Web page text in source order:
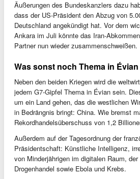
Äußerungen des Bundeskanzlers dazu
dass der US-Präsident den Abzug von
Deutschland angekündigt hat. Vor dem
Ankara im Juli könnte das Iran-
Partner nun wieder zusammenschweißen.
Was sonst noch Thema in
Neben den beiden Kriegen wird die
jedem G7-Gipfel Thema in Évian sein.
um ein Land gehen, das die westlichen
in Bedrängnis bringt: China. Wie bremst
Rekordhandelsüberschuss von 1,2
Außerdem auf der Tagesordnung der
Präsidentschaft: Künstliche Intelligenz,
von Minderjährigen im digitalen Raum,
Drogenhandel sowie Ebola und Krebs.